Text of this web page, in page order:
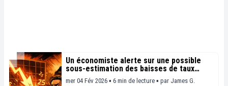
Un économiste alerte sur une possible
sous-estimation des baisses de taux
rapides par la Fed
mer 04 Fév 2026 ▪ 6 min de lecture ▪ par James G.